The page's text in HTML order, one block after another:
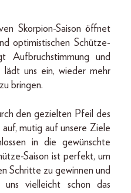
Skorpion-Saison öffnet
optimistischen Schütze-
Aufbruchstimmung und
uns ein, wieder mehr
bringen.
den gezielten Pfeil des
mutig auf unsere Ziele
in die gewünschte
Saison ist perfekt, um
Schritte zu gewinnen und
uns vielleicht schon das